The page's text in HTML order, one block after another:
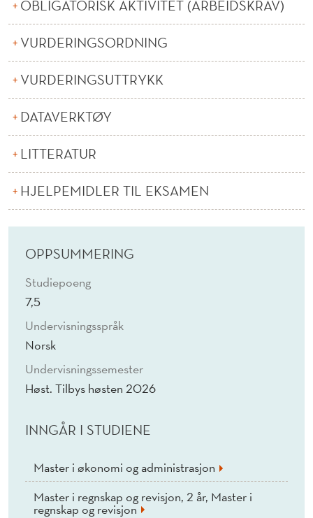
N
O
M
N
OBLIGATORISK AKTIVITET (ARBEIDSKRAV)
VURDERINGSORDNING
VURDERINGSUTTRYKK
DATAVERKTØY
LITTERATUR
HJELPEMIDLER TIL EKSAMEN
OPPSUMMERING
Studiepoeng
7,5
Undervisningsspråk
Norsk
Undervisningssemester
Høst. Tilbys høsten 2026
INNGÅR I STUDIENE
Master i økonomi og administrasjon
Master i regnskap og revisjon, 2 år, Master i
regnskap og revisjon